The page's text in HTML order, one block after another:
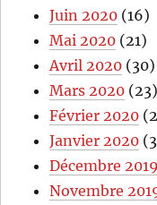
Juin 2020 (16)
Mai 2020 (21)
Avril 2020 (30)
Mars 2020 (23)
Février 2020
Janvier 2020
Décembre 2019
Novembre